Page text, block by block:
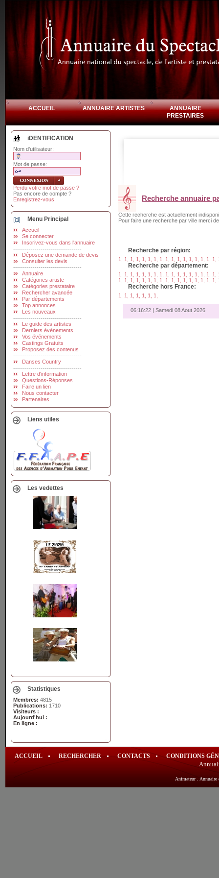
ACCUEIL ANNUAIRE ARTISTES
ANNUAIRE
PRESTAIRES
iDENTIFICATION
Nom d'utilisateur:
Mot de passe:
Perdu votre mot de passe ?
Pas encore de compte ?
Enregistrez-vous
Menu Principal
Accueil
Se connecter
Inscrivez-vous dans l'annuaire
-----------------------------------
Déposez une demande de devis
Consulter les devis
-----------------------------------
Annuaire
Catégories artiste
Catégories prestataire
Rechercher avancée
Par départements
Top annonces
Les nouveaux
-----------------------------------
Le guide des artistes
Derniers événements
Vos événements
Castings Gratuits
Proposez des contenus
-----------------------------------
Danses Country
-----------------------------------
Lettre d'information
Questions-Réponses
Faire un lien
Nous contacter
Partenaires
Liens utiles
Les vedettes
Statistiques
Membres: 4815
Publications: 1710
Visiteurs :
Aujourd'hui :
En ligne :
Recherche annuaire
Cette recherche est actuellement
Pour faire une recherche par ville merci
Recherche par région:
1, 1, 1, 1, 1, 1, 1, 1, 1, 1, 1, 1, 1, 1, 1, 1, 1,
Recherche par département:
1, 1, 1, 1, 1, 1, 1, 1, 1, 1, 1, 1, 1, 1, 1, 1, 1,
1,
1, 1, 1, 1, 1, 1, 1, 1, 1, 1, 1, 1, 1, 1, 1, 1,
Recherche hors France:
1, 1, 1, 1, 1, 1, 1,
06:16:23 | Samedi 08 Aout 2026
ACCUEIL RECHERCHER CONTACTS CONDITIONS
Animateur. Annuaire